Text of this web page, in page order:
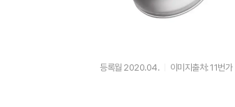
등록월 2020.04. 이미지출처: 11번가